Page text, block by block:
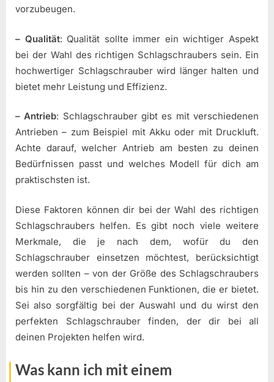
vorzubeugen.
– Qualität: Qualität sollte immer ein wichtiger Aspekt
bei der Wahl des richtigen Schlagschraubers sein. Ein
hochwertiger Schlagschrauber wird länger halten und
bietet mehr Leistung und Effizienz.
– Antrieb: Schlagschrauber gibt es mit verschiedenen
Antrieben – zum Beispiel mit Akku oder mit Druckluft.
Achte darauf, welcher Antrieb am besten zu deinen
Bedürfnissen passt und welches Modell für dich am
praktischsten ist.
Diese Faktoren können dir bei der Wahl des richtigen
Schlagschraubers helfen. Es gibt noch viele weitere
Merkmale, die je nach dem, wofür du den
Schlagschrauber einsetzen möchtest, berücksichtigt
werden sollten – von der Größe des Schlagschraubers
bis hin zu den verschiedenen Funktionen, die er bietet.
Sei also sorgfältig bei der Auswahl und du wirst den
perfekten Schlagschrauber finden, der dir bei all
deinen Projekten helfen wird.
Was kann ich mit einem